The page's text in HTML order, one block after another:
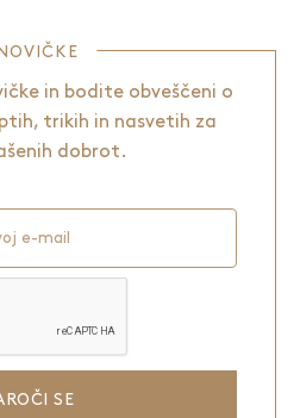
in bodite obveščeni o
trikih in nasvetih za
dobrot.
e-mail
SE